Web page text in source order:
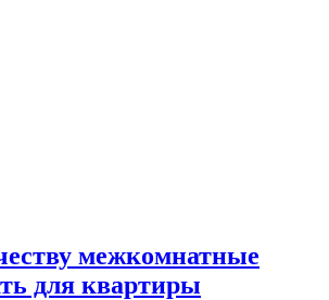
межкомнатные
для квартиры